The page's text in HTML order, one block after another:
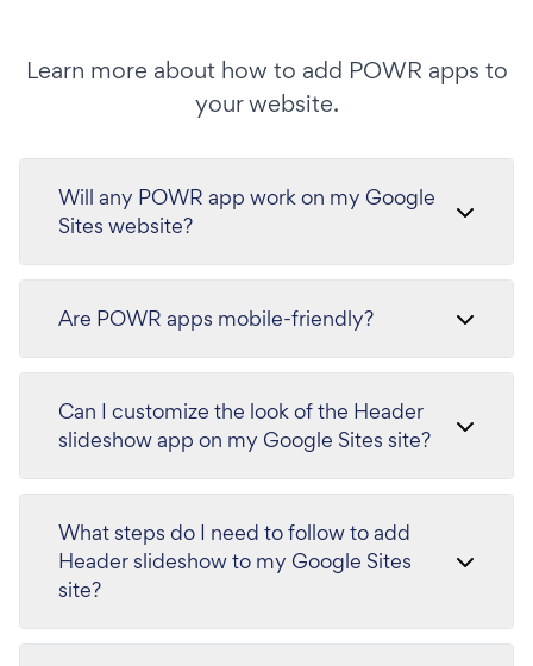
Learn more about how to add POWR apps to
your website.
Will any POWR app work on my Google
Sites website?
Are POWR apps mobile-friendly?
Can I customize the look of the Header
slideshow app on my Google Sites site?
What steps do I need to follow to add
Header slideshow to my Google Sites
site?